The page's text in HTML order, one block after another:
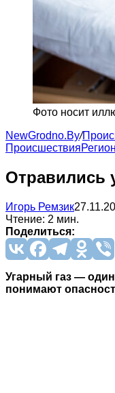
Фото носит
NewGrodno.By/
ПроисшествияРегион
Отравились
Игорь Ремзик
Чтение: 2 мин.
Поделиться:
Угарный газ —
понимают